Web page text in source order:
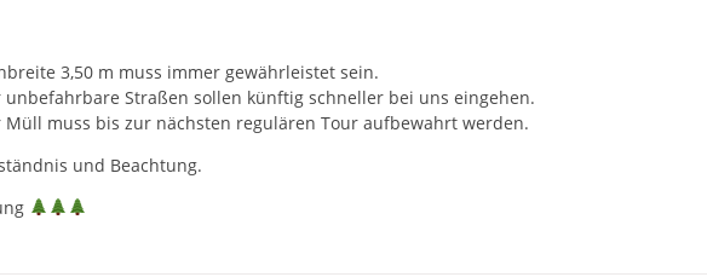
3,50 m muss immer gewährleistet sein.
unbefahrbare Straßen sollen künftig schneller bei uns eingehen.
Müll muss bis zur nächsten regulären Tour aufbewahrt werden.
und Beachtung.